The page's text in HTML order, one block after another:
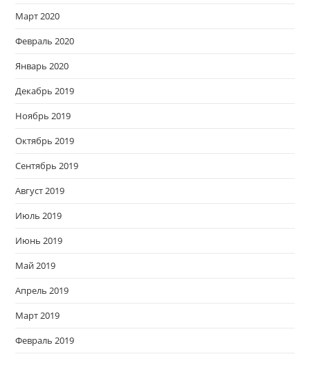
Март 2020
Февраль 2020
Январь 2020
Декабрь 2019
Ноябрь 2019
Октябрь 2019
Сентябрь 2019
Август 2019
Июль 2019
Июнь 2019
Май 2019
Апрель 2019
Март 2019
Февраль 2019